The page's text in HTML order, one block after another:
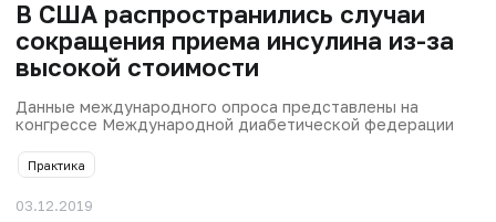
В США распространились случаи
сокращения приема инсулина из-за
высокой стоимости
Данные международного опроса представлены на
конгрессе Международной диабетической федерации
Практика
03.12.2019